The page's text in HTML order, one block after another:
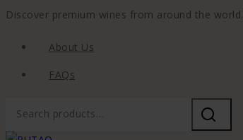
Discover premium wines from around the world.
About Us
FAQs